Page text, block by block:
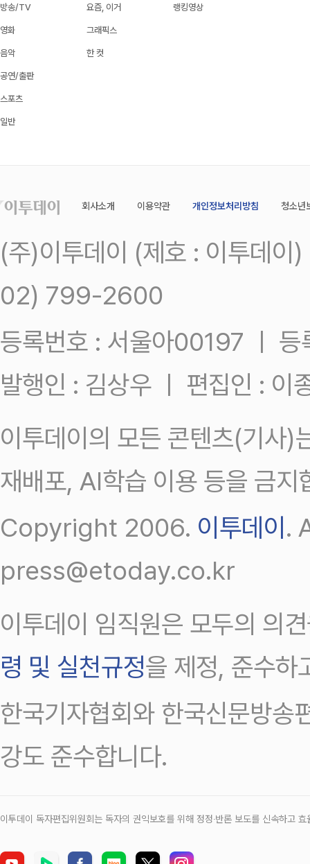
방송/TV
영화
음악
공연/출판
스포츠
일반
요즘, 이거
그래픽스
한 컷
랭킹영상
회사소개 이용약관 개인정보처리방침 청소년
(주)이투데이 (제호 : 이투데
02) 799-2600
등록번호 : 서울아00197 ㅣ
발행인 : 김상우 ㅣ 편집인 : 이
이투데이의 모든 콘텐츠(기사)
재배포, AI학습 이용 등을 금지
Copyright 2006. 이투데이.
press@etoday.co.kr
이투데이 임직원은 모두의 의
령 및 실천규정을 제정, 준수하
한국기자협회와 한국신문방송
강도 준수합니다.
이투데이 독자편집위원회는 독자의 권익보호를 위해 정정‧반론 보도를 신속하고